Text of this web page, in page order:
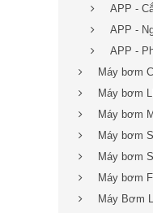
APP -
APP -
APP -
Máy bơm
Máy bơm
Máy bơm
Máy bơm
Máy bơm
Máy bơm
Máy Bơm